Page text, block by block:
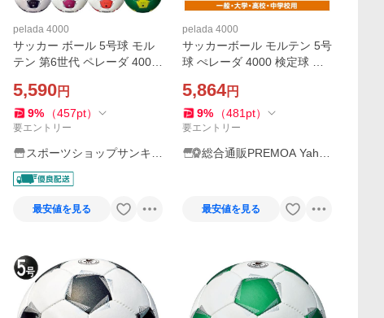
pelada 4000
サッカー ボール 5号球 モル
テン 第6世代 ペレーダ 4000
一般 公式 試合 練習
5,590円
9% （457pt）
要エントリー
スポーツショップサンキャ
ビン
最安値を見る
pelada 4000
サッカーボール モルテン 5号
球 ぺレーダ 4000 検定球 手
モデル 高耐摩耗 低吸水性能
中学 高校 部活 クラブ チーム
5,864円
9% （481 pt）
要エントリー
総合通販PREMOA Yaho
最安値を見る